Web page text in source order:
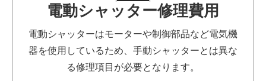
電動シャッター修理費用
電動シャッターはモーターや制御部品など電気機
器を使用しているため、手動シャッターとは異な
る修理項目が必要となります。